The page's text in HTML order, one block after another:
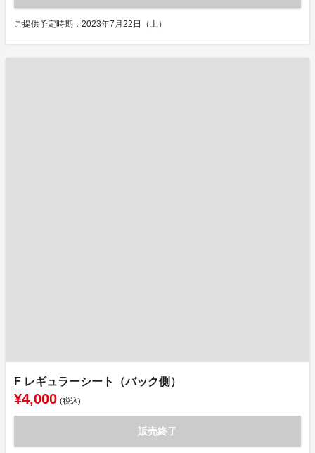
ご提供予定時期：2023年7月22日（土）
F レギュラーシート（バック側）
¥4,000 (税込)
販売終了